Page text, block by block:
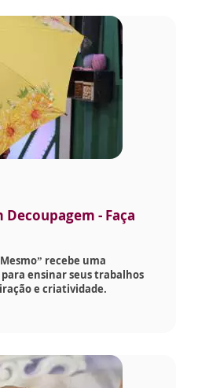
- Faça
recebe uma
ensinar seus trabalhos
e criatividade.